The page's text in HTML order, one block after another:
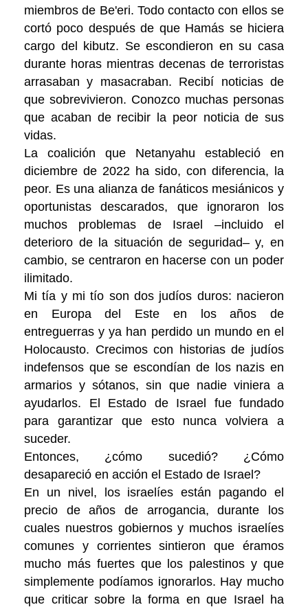
miembros de Be'eri. Todo contacto con ellos se
cortó poco después de que Hamás se hiciera
cargo del kibutz. Se escondieron en su casa
durante horas mientras decenas de terroristas
arrasaban y masacraban. Recibí noticias de
que sobrevivieron. Conozco muchas personas
que acaban de recibir la peor noticia de sus
vidas.
La coalición que Netanyahu estableció en
diciembre de 2022 ha sido, con diferencia, la
peor. Es una alianza de fanáticos mesiánicos y
oportunistas descarados, que ignoraron los
muchos problemas de Israel –incluido el
deterioro de la situación de seguridad– y, en
cambio, se centraron en hacerse con un poder
ilimitado.
Mi tía y mi tío son dos judíos duros: nacieron
en Europa del Este en los años de
entreguerras y ya han perdido un mundo en el
Holocausto. Crecimos con historias de judíos
indefensos que se escondían de los nazis en
armarios y sótanos, sin que nadie viniera a
ayudarlos. El Estado de Israel fue fundado
para garantizar que esto nunca volviera a
suceder.
Entonces, ¿cómo sucedió? ¿Cómo
desapareció en acción el Estado de Israel?
En un nivel, los israelíes están pagando el
precio de años de arrogancia, durante los
cuales nuestros gobiernos y muchos israelíes
comunes y corrientes sintieron que éramos
mucho más fuertes que los palestinos y que
simplemente podíamos ignorarlos. Hay mucho
que criticar sobre la forma en que Israel ha